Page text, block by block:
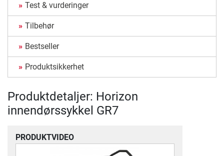
Test & vurderinger
Tilbehør
Bestseller
Produktsikkerhet
Produktdetaljer: Horizon
innendørssykkel GR7
PRODUKTVIDEO